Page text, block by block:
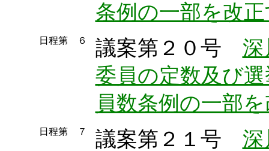
条例の一部を改
日程第 ６ 議案第２０号 深
委員の定数及び
員数条例の一部
日程第 ７ 議案第２１号 深